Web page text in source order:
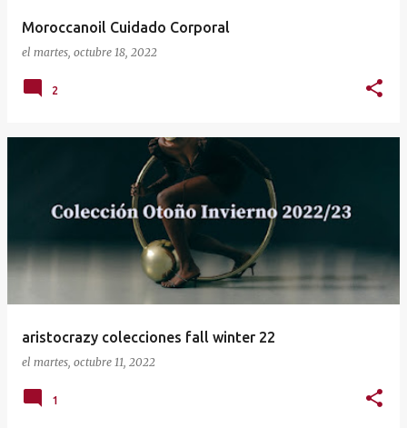
Moroccanoil Cuidado Corporal
el martes, octubre 18, 2022
2
aristocrazy colecciones fall winter 22
el martes, octubre 11, 2022
1